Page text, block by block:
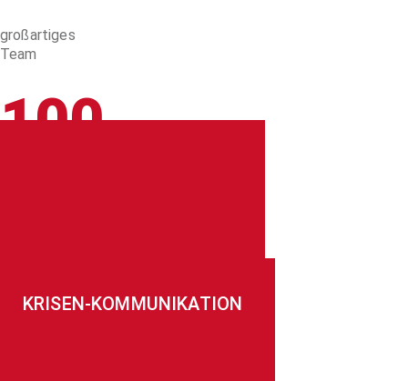
großartiges
Team
100
KRISENKOMMUNIKATION
KRISEN-KOMMUNIKATION